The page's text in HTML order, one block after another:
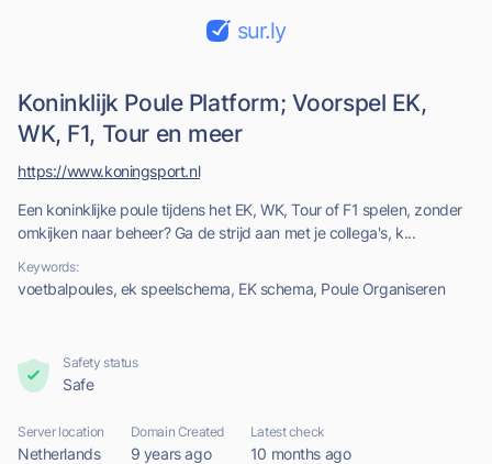
sur.ly
Koninklijk Poule Platform; Voorspel EK,
WK, F1, Tour en meer
Een koninklijke poule tijdens het EK, WK, Tour of F1 spelen, zonder
omkijken naar beheer? Ga de strijd aan met je collega's, k...
Keywords:
voetbalpoules, ek speelschema, EK schema, Poule Organiseren
https://www.koningsport.nl
Safety status
Safe
Server location
Netherlands
Domain Created
9 years ago
Latest check
10 months ago